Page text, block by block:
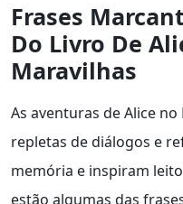
Frases
Do Livro De
Maravilhas
As aventuras de Alice
repletas de diálogos e
memória e inspiram
estão algumas das